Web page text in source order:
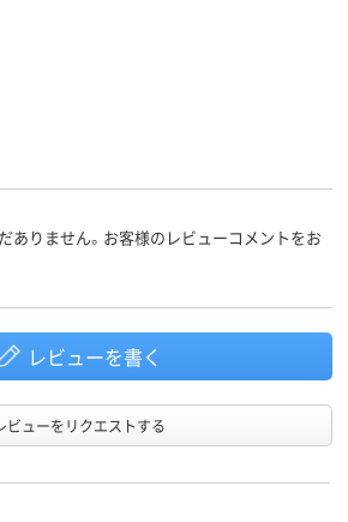
ありません。お客様のレビューコメントをお
レビューを書く
ビューをリクエストする